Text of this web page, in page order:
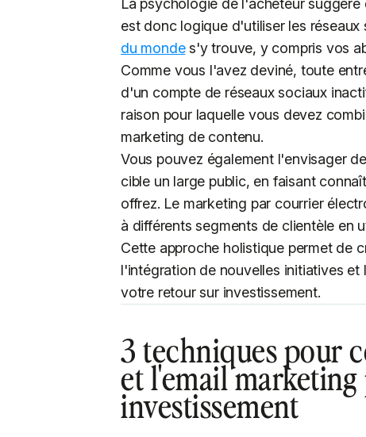
La psychologie de l'acheteur
est donc logique d'utiliser les
du mondes'y trouve, y compris vos
Comme vous l'avez deviné, toute
d'un compte de réseaux sociaux
raison pour laquelle vous devez
marketing de contenu.
Vous pouvez également l'envisager
cible un large public, en faisant
offrez. Le marketing par courrier
à différents segments de clientèle en
Cette approche holistique permet de
l'intégration de nouvelles initiatives
votre retour sur investissement.
3 techniques pour
et l'email
investissement